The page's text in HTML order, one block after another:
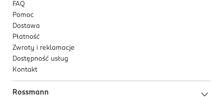
FAQ
Pomoc
Dostawa
Płatność
Zwroty i reklamacje
Dostępność usług
Kontakt
Rossmann